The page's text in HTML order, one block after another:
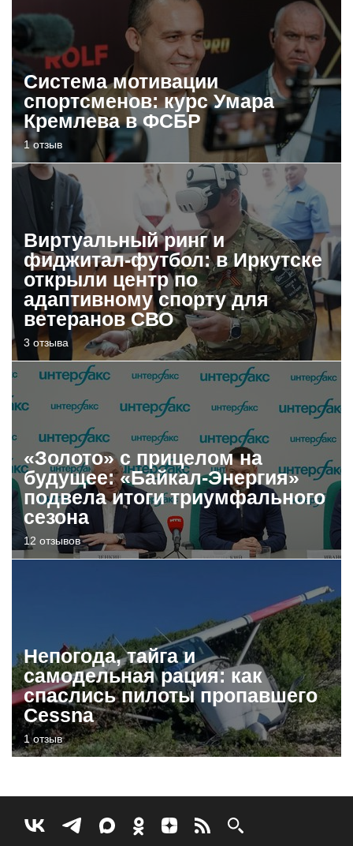
Система мотивации
спортсменов: курс Умара
Кремлева в ФСБР
1 отзыв
Виртуальный ринг и
фиджитал-футбол: в Иркутске
открыли центр по
адаптивному спорту для
ветеранов СВО
3 отзыва
«Золото» с прицелом на
будущее: «Байкал-Энергия»
подвела итоги триумфального
сезона
12 отзывов
Непогода, тайга и
самодельная рация: как
спаслись пилоты пропавшего
Cessna
1 отзыв